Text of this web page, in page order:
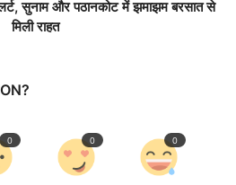
सुनाम और पठानकोट में झमाझम बरसात से
मिली राहत
0 0 0